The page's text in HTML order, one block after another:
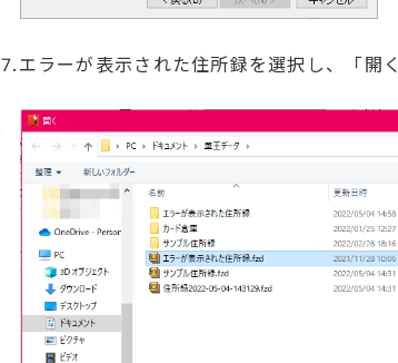
7.エラーが表示された住所録を選択し、「開